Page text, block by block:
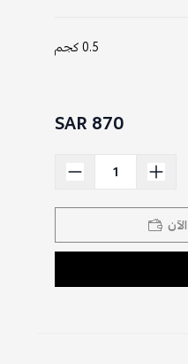
870 SAR